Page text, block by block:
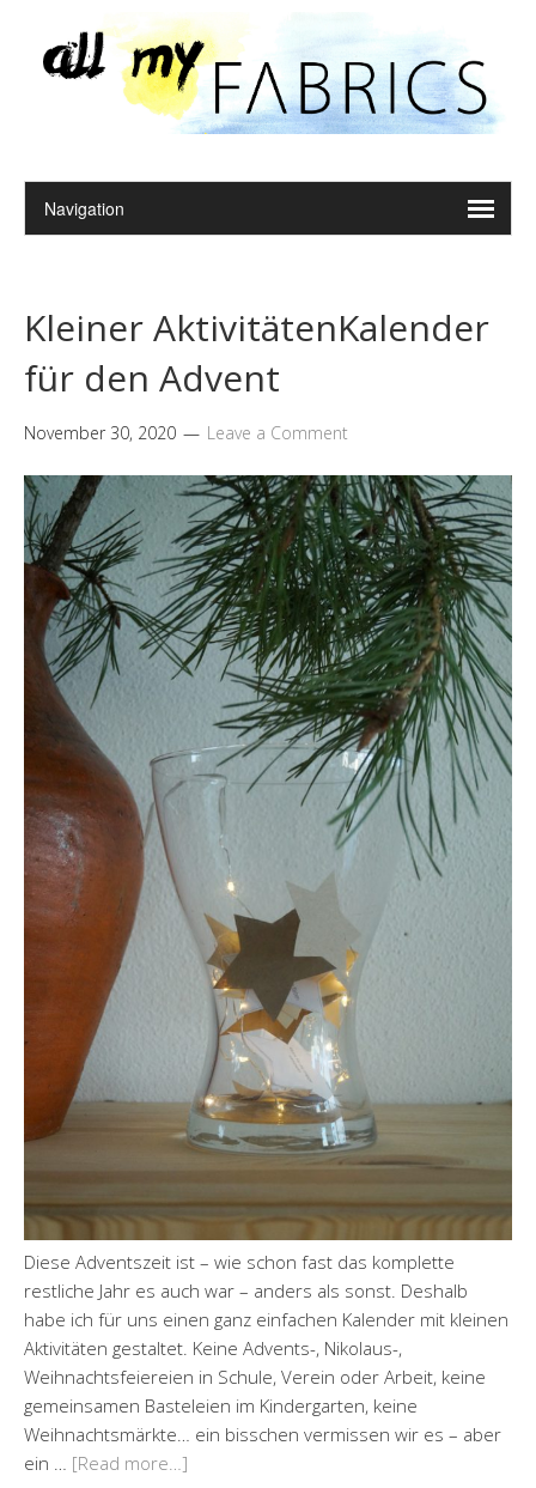
Kleiner AktivitätenKalender
für den Advent
November 30, 2020 Leave a Comment
Diese Adventszeit ist – wie schon fast das komplette
restliche Jahr es auch war – anders als sonst. Deshalb
habe ich für uns einen ganz einfachen Kalender mit kleinen
Aktivitäten gestaltet. Keine Advents-, Nikolaus-,
Weihnachtsfeiereien in Schule, Verein oder Arbeit, keine
gemeinsamen Basteleien im Kindergarten, keine
Weihnachtsmärkte… ein bisschen vermissen wir es – aber
ein … [Read more…]